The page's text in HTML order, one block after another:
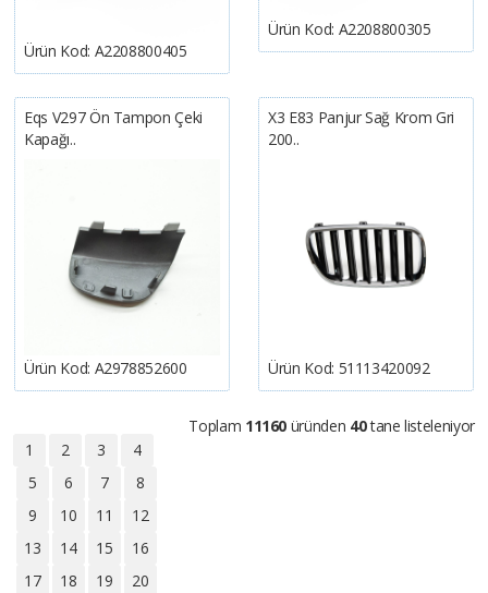
Ürün Kod: A2208800405
Ürün Kod: A2208800305
Eqs V297 Ön Tampon Çeki
Kapağı..
Ürün Kod: A2978852600
X3 E83 Panjur Sağ Krom Gri
200..
Ürün Kod: 51113420092
Toplam 11160 üründen 40tane listeleniyor
1
2 3
4
5
6 7
8
9
10 11
12
13
14 15
16
17
18 19
20